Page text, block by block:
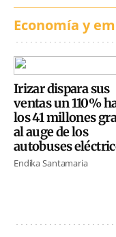
Economía y
Irizar dispara sus
ventas un 110%
los 41 millones
al auge de los
autobuses
Endika Santamaria